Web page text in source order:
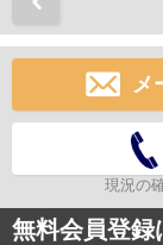
メ
現況の
無料会員登録